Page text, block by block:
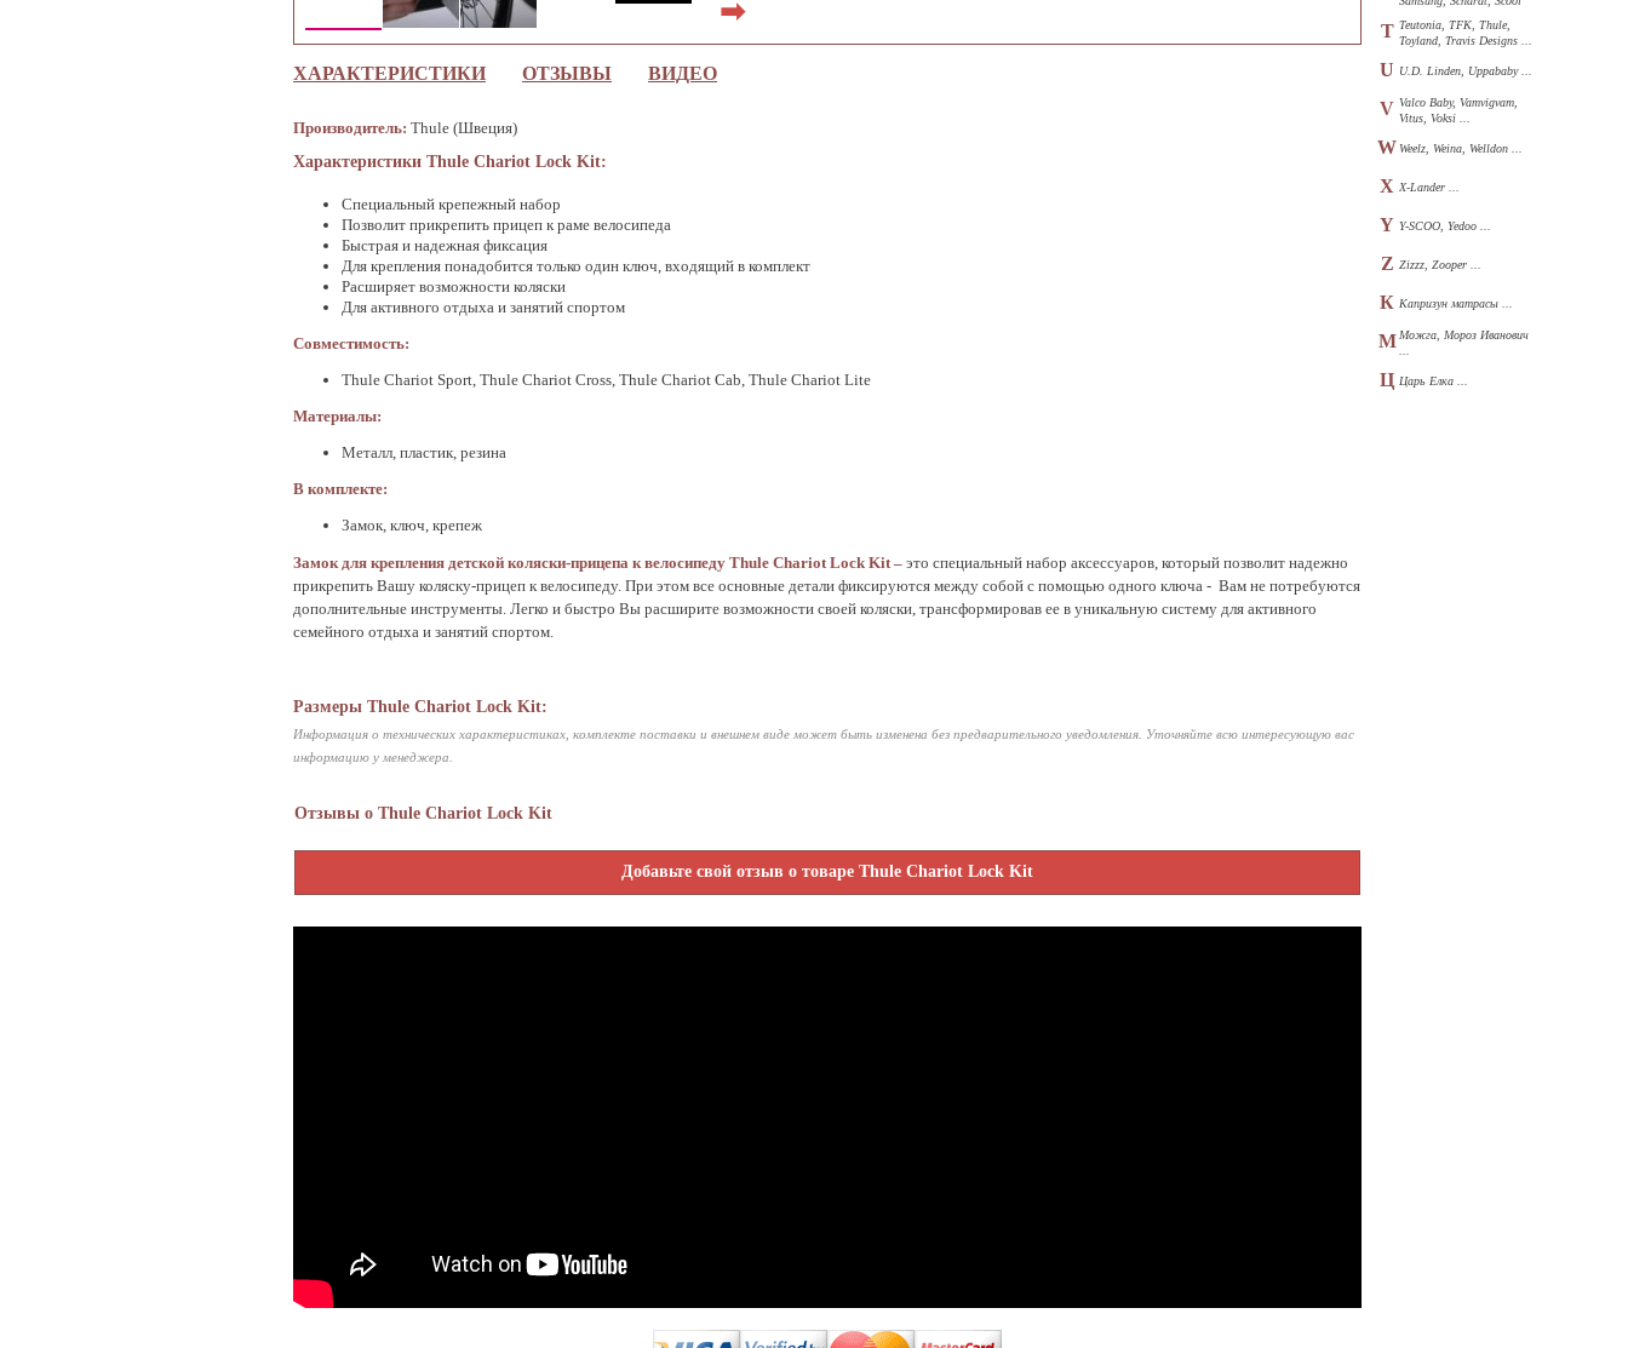
➡
ХАРАКТЕРИСТИКИ ОТЗЫВЫ ВИДЕО
Производитель: Thule (Швеция)
Характеристики Thule Chariot Lock Kit:
Специальный крепежный набор
Позволит прикрепить прицеп к раме велосипеда
Быстрая и надежная фиксация
Для крепления понадобится только один ключ, входящий в комплект
Расширяет возможности коляски
Для активного отдыха и занятий спортом
Совместимость:
Thule Chariot Sport, Thule Chariot Cross, Thule Chariot Cab, Thule Chariot Lite
Материалы:
Металл, пластик, резина
В комплекте:
Замок, ключ, крепеж
Замок для крепления детской коляски-прицепа к велосипеду Thule ChariotLock Kit – это специальный набор аксессуаров, который позволит надежно
прикрепить Вашу коляску-прицеп к велосипеду. При этом все основные детали фиксируются между собой с помощью одного ключа - Вам не потребуются
дополнительные инструменты. Легко и быстро Вы расширите возможности своей коляски, трансформировав ее в уникальную систему для активного
семейного отдыха и занятий спортом.
Размеры Thule Chariot Lock Kit:
Информация о технических характеристиках, комплекте поставки и внешнем виде может быть изменена без предварительного уведомления. Уточняйте всю интересующую вас
информацию у менеджера.
Отзывы о Thule Chariot Lock Kit
Добавьте свой отзыв о товаре Thule Chariot Lock Kit
T Teutonia, TFK, Thule,
Toyland, Travis Designs ...
U U.D. Linden, Uppababy ...
V Valco Baby, Vamvigvam,
Vitus, Voksi ...
WWeelz, Weina, Welldon ...
X X-Lander ...
Y Y-SCOO, Yedoo ...
Z Zizzz, Zooper ...
К Капризун матрасы ...
М Можга, Мороз Иванович
Ц Царь Елка ...